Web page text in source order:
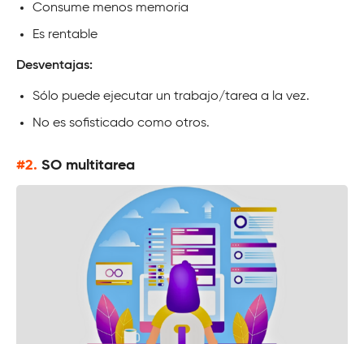
Consume menos memoria
Es rentable
Desventajas:
Sólo puede ejecutar un trabajo/tarea a la vez.
No es sofisticado como otros.
#2. SO multitarea